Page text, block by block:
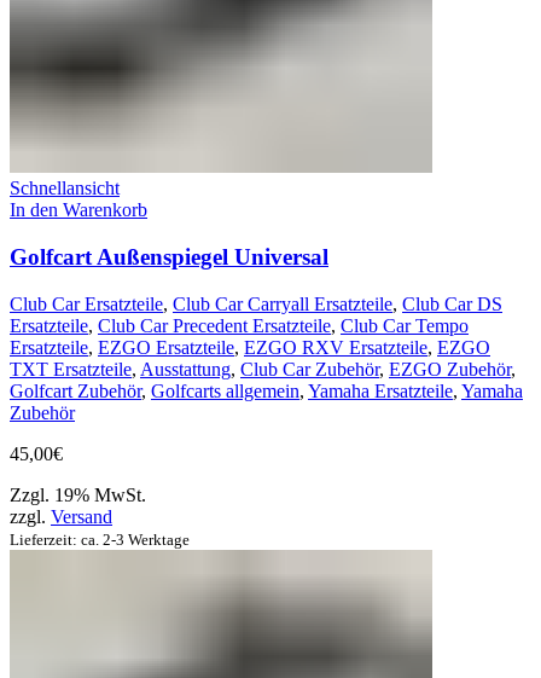
Schnellansicht
In den Warenkorb
Golfcart Außenspiegel Universal
Club Car Ersatzteile, Club Car Carryall Ersatzteile, Club Car DS
Ersatzteile, Club Car Precedent Ersatzteile, Club Car Tempo
Ersatzteile, EZGO Ersatzteile, EZGO RXV Ersatzteile, EZGO
TXT Ersatzteile, Ausstattung, Club Car Zubehör, EZGO Zubehör,
Golfcart Zubehör, Golfcarts allgemein, Yamaha Ersatzteile, Yamaha
Zubehör
45,00€
Zzgl. 19% MwSt.
zzgl. Versand
Lieferzeit: ca. 2-3 Werktage